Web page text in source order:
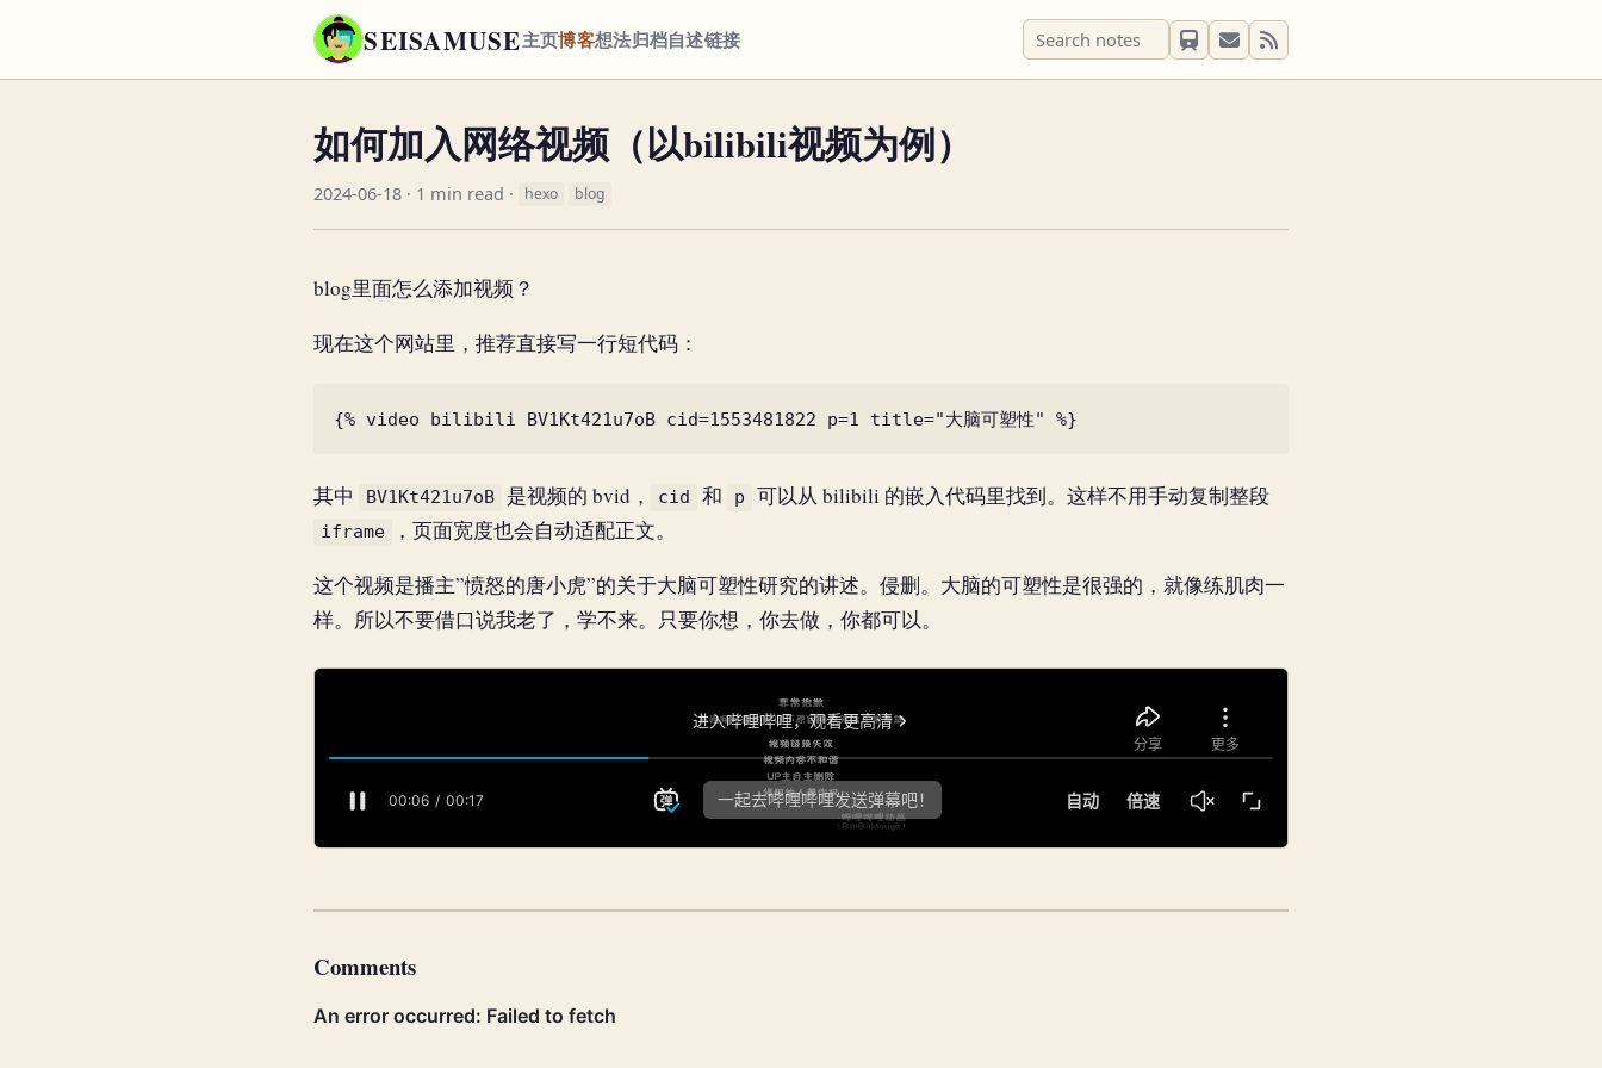
SEISAMUSE主页博客想法归档自述链接
如何加入网络视频（以bilibili视频为例）
2024-06-18 · 1 min read · hexo blog
blog里面怎么添加视频？
现在这个网站里，推荐直接写一行短代码：
其中 BV1Kt421u7oB 是视频的 bvid， cid 和 p 可以从 bilibili 的嵌入代码里找到。这样不用手动复制整段
iframe
，页面宽度也会自动适配正文。
这个视频是播主”愤怒的唐小虎”的关于大脑可塑性研究的讲述。侵删。大脑的可塑性是很强的，就像练肌肉一
样。所以不要借口说我老了，学不来。只要你想，你去做，你都可以。
Comments